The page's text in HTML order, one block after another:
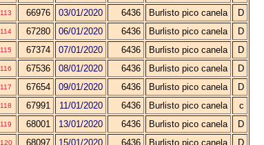
113 66976 03/01/2020 6436 Burlisto pico canela D
114 67280 06/01/2020 6436 Burlisto pico canela D
115 67374 07/01/2020 6436 Burlisto pico canela D
116 67536 08/01/2020 6436 Burlisto pico canela D
117 67654 09/01/2020 6436 Burlisto pico canela D
118 67991 11/01/2020 6436 Burlisto pico canela c
119 68001 13/01/2020 6436 Burlisto pico canela D
120 68097 15/01/2020 6436 Burlisto pico canela D